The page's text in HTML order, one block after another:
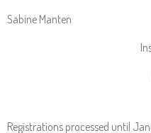
Sabine Manten
Registrations processed until